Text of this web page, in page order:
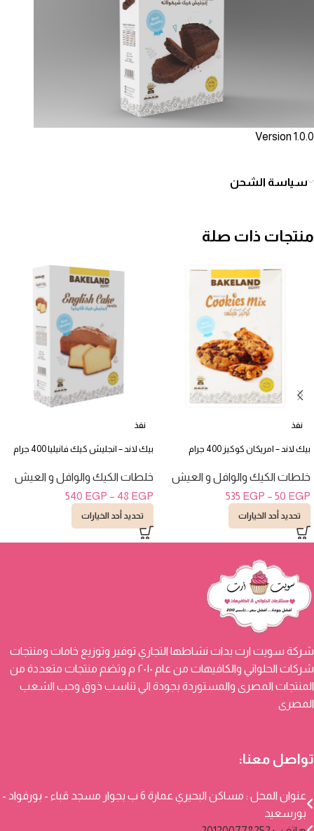
Version 1.0.0
سياسة الشحن
منتجات ذات صلة
نفذ
بيك لاند – امريكان كوكيز 400 جرام
خلطات الكيك والوافل و العيش
50 EGP
–
535 EGP
تحديد أحد الخيارات
نفذ
بيك لاند – انجليش كيك فانيليا 400 جرام
خلطات الكيك والوافل و العيش
48 EGP
–
540 EGP
تحديد أحد الخيارات
شركة سويت ارت بدات نشاطها التجاري توفير وتوزيع خامات ومنتجات
شركات الحلواني والكافيهات من عام ٢٠١٠ م وتضم منتجات متعددة من
المنتجات المصرى والمستوردة بجودة الي تناسب ذوق وحب الشعب
المصرى
تواصل معنا:
عنوان المحل : مساكن البحيري عمارة 6 ب بجوار مسجد قباء - بورفواد -
بورسعيد